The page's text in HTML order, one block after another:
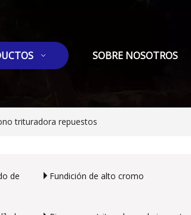
SOBRE NOSOTROS
trituradora repuestos
de
Fundición de alto cromo